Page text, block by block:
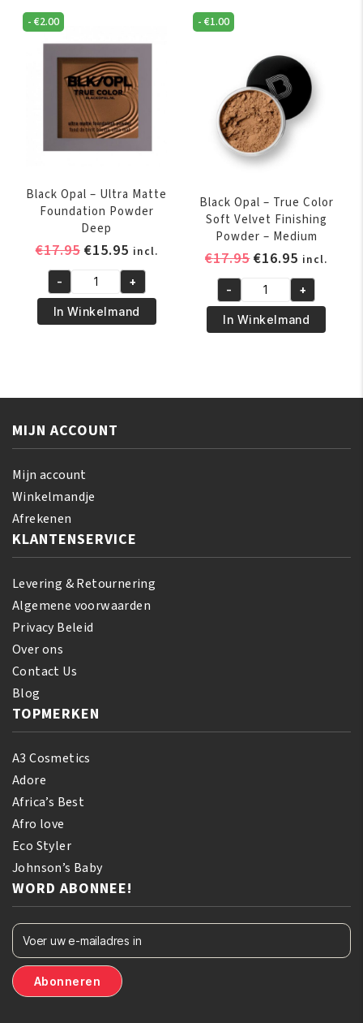
-
Beautiful
Bronze
aantal
Color
Soft
Finishing
Powder
-
Neutral
Light
aantal
-€2.00
Black Opal – Ultra Matte
Foundation Powder
Deep
€17.95 Oorspronkelijke
was:
€17.95.
€15.95Huidige
prijs
is:
€15.95.
incl.
Black
Opal
-
Deep
aantal
- +
In Winkelmand
-€1.00
Black Opal – True Color
Soft Velvet Finishing
Powder – Medium
€17.95
was:
€17.95.
€16.95 Huidige
prijs
is:
€16.95.
incl.
Black
Opal
-
Soft
Powder
- +
In Winkelmand
MIJN ACCOUNT
Mijn account
Winkelmandje
Afrekenen
KLANTENSERVICE
Levering & Retournering
Algemene voorwaarden
Privacy Beleid
Over ons
Contact Us
Blog
TOPMERKEN
A3 Cosmetics
Adore
Africa’s Best
Afro love
Eco Styler
Johnson’s Baby
WORD ABONNEE!